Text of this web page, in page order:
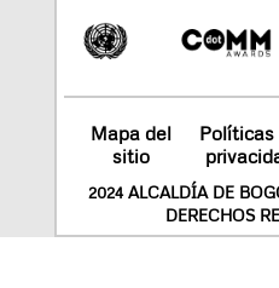
Mapa del
sitio
Políticas
2024 ALCALDÍA DE
DERECHOS